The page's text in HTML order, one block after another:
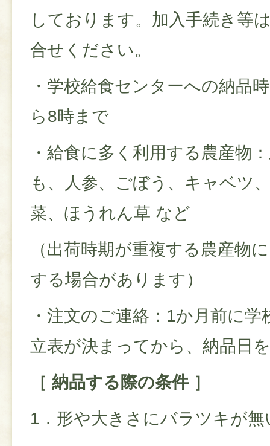
しております。加入手続き等
合せください。
・学校給食センターへの納品
ら8時まで
・給食に多く利用する農産物
も、人参、ごぼう、キャベツ
菜、ほうれん草 など
（出荷時期が重複する農産物
する場合があります）
・注文のご連絡：1か月前に
立表が決まってから、納品日
［ 納品する際の条件 ］
1．形や大きさにバラツキが無